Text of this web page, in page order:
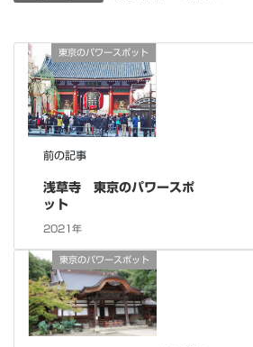
東京のパワースポット
前の記事
浅草寺 東京のパワースポ
ット
2021年
東京のパワースポット